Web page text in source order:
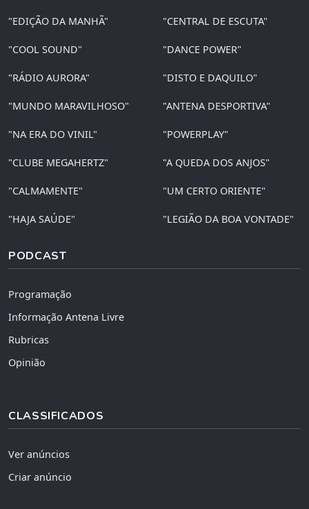
"EDIÇÃO DA MANHÃ" "CENTRAL DE ESCUTA"
"COOL SOUND" "DANCE POWER"
"RÁDIO AURORA" "DISTO E DAQUILO"
"MUNDO MARAVILHOSO" "ANTENA DESPORTIVA"
"NA ERA DO VINIL" "POWERPLAY"
"CLUBE MEGAHERTZ" "A QUEDA DOS ANJOS"
"CALMAMENTE" "UM CERTO ORIENTE"
"HAJA SAÚDE" "LEGIÃO DA BOA VONTADE"
PODCAST
Programação
Informação Antena Livre
Rubricas
Opinião
CLASSIFICADOS
Ver anúncios
Criar anúncio